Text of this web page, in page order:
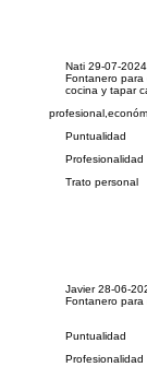
Nati 29-07-2024
Fontanero para
cocina y tapar
Puntualidad
Profesionalidad
Trato personal
Javier28-06-
Fontanero para
Puntualidad
Profesionalidad